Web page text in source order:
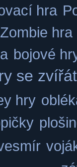
hra
Zombie hra
bojové
se
hry